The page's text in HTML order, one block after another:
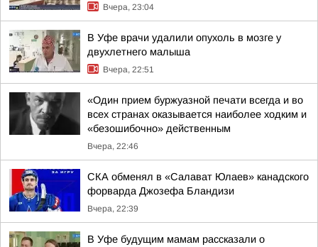
Вчера, 23:04
В Уфе врачи удалили опухоль в мозге у
двухлетнего малыша
Вчера, 22:51
«Один прием буржуазной печати всегда и во
всех странах оказывается наиболее ходким и
«безошибочно» действенным
Вчера, 22:46
СКА обменял в «Салават Юлаев» канадского
форварда Джозефа Бландизи
Вчера, 22:39
В Уфе будущим мамам рассказали о